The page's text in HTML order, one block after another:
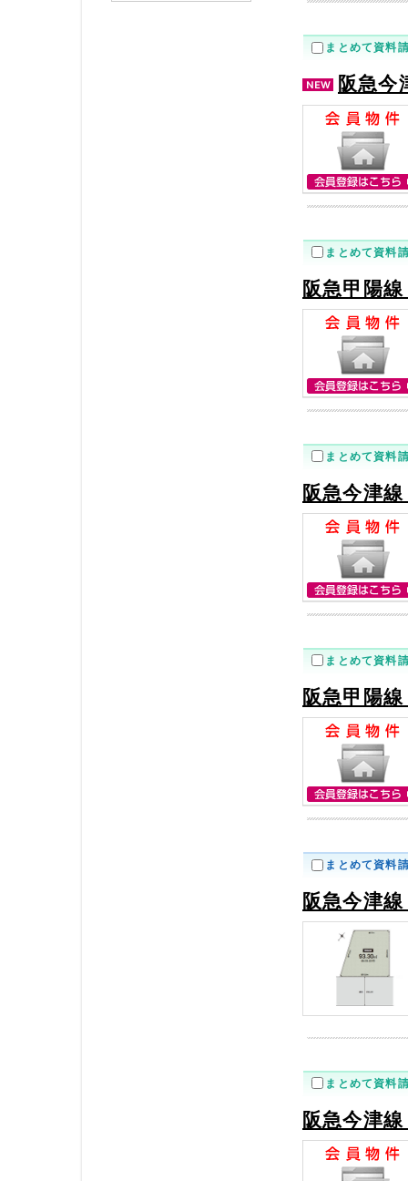
まとめて資料
阪急今
まとめて資料
阪急甲陽
まとめて資料
阪急今津
まとめて資料
阪急甲陽
まとめて資料
阪急今津
まとめて資料
阪急今津